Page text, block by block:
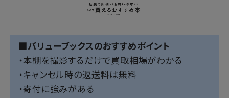
■バリューブックスのおすすめポイント
・本棚を撮影するだけで買取相場がわかる
・キャンセル時の返送料は無料
・寄付に強みがある